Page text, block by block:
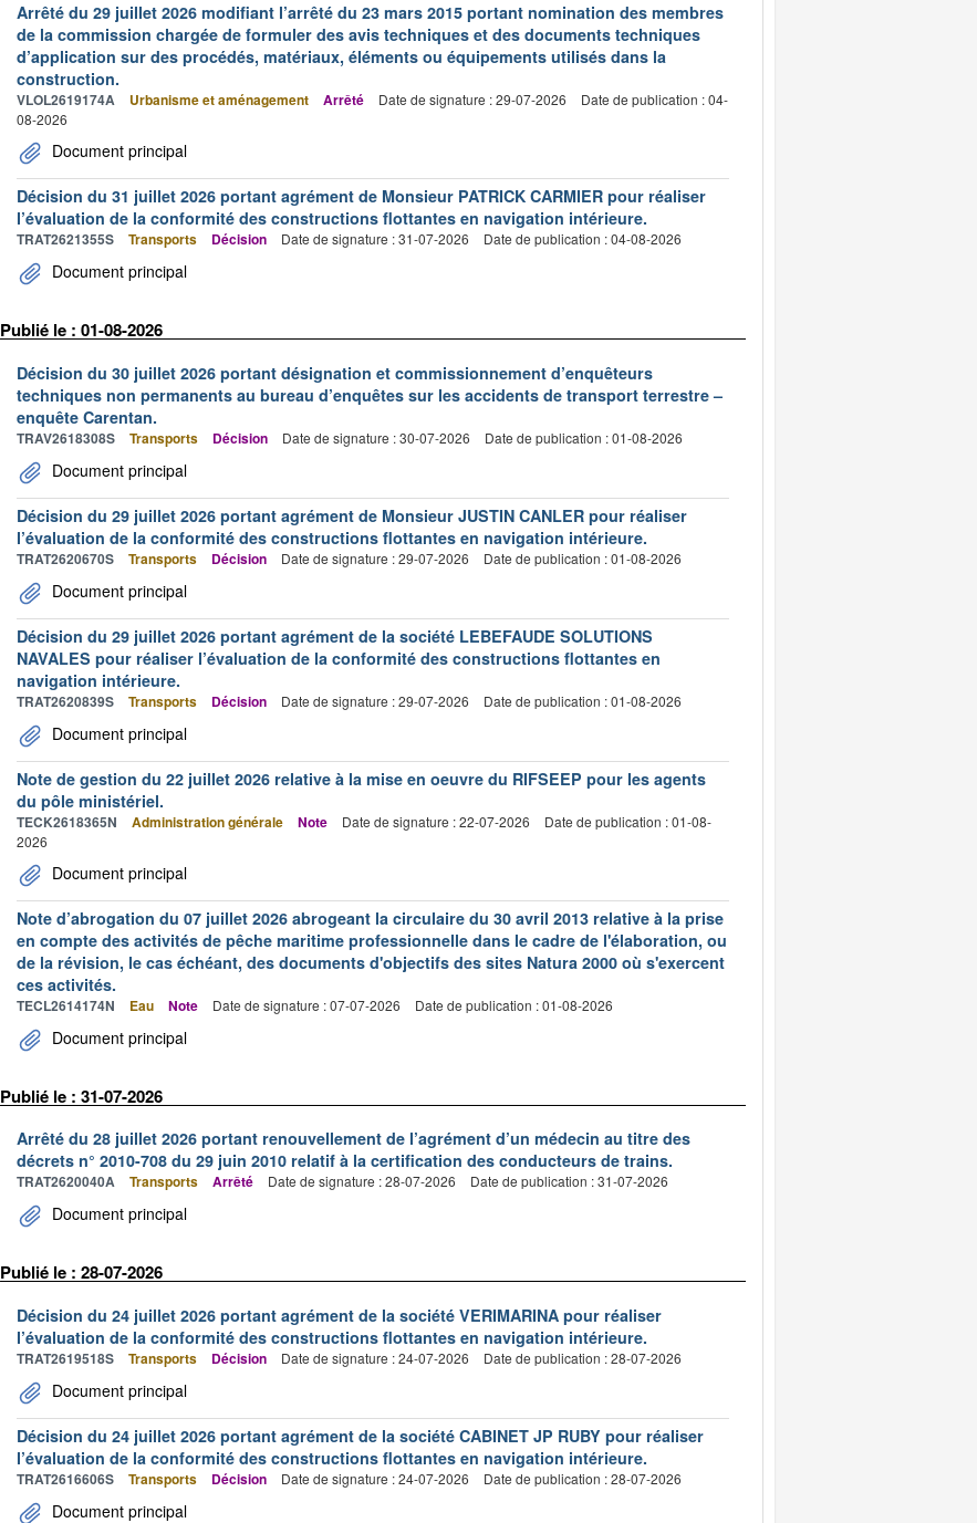
Arrêté du 29 juillet 2026 modifiant l’arrêté du 23 mars 2015 portant nomination des membres
de la commission chargée de formuler des avis techniques et des documents techniques
d’application sur des procédés, matériaux, éléments ou équipements utilisés dans la
construction.
VLOL2619174A Urbanisme et aménagement Arrêté Date de signature : 29-07-2026
Date de publication : 04-
08-2026
Document principal
Décision du 31 juillet 2026 portant agrément de Monsieur PATRICK CARMIER pour réaliser
l’évaluation de la conformité des constructions flottantes en navigation intérieure.
TRAT2621355S Transports Décision Date de signature : 31-07-2026 Date de publication : 04-08-2026
Document principal
Publié le : 01-08-2026
Décision du 30 juillet 2026 portant désignation et commissionnement d’enquêteurs
techniques non permanents au bureau d’enquêtes sur les accidents de transport terrestre –
enquête Carentan.
TRAV2618308S Transports Décision Date de signature : 30-07-2026 Date de publication : 01-08-2026
Document principal
Décision du 29 juillet 2026 portant agrément de Monsieur JUSTIN CANLER pour réaliser
l’évaluation de la conformité des constructions flottantes en navigation intérieure.
TRAT2620670S Transports Décision Date de signature : 29-07-2026 Date de publication : 01-08-2026
Document principal
Décision du 29 juillet 2026 portant agrément de la société LEBEFAUDE SOLUTIONS
NAVALES pour réaliser l’évaluation de la conformité des constructions flottantes en
navigation intérieure.
TRAT2620839S Transports Décision Date de signature : 29-07-2026 Date de publication : 01-08-2026
Document principal
Note de gestion du 22 juillet 2026 relative à la mise en oeuvre du RIFSEEP pour les agents
du pôle ministériel.
TECK2618365N Administration générale Note Date de signature : 22-07-2026
Date de publication : 01-08-
2026
Document principal
Note d’abrogation du 07 juillet 2026 abrogeant la circulaire du 30 avril 2013 relative à la prise
en compte des activités de pêche maritime professionnelle dans le cadre de l'élaboration, ou
de la révision, le cas échéant, des documents d'objectifs des sites Natura 2000 où s'exercent
ces activités.
TECL2614174N Eau Note Date de signature : 07-07-2026 Date de publication : 01-08-2026
Document principal
Publié le : 31-07-2026
Arrêté du 28 juillet 2026 portant renouvellement de l’agrément d’un médecin au titre des
décrets n° 2010-708 du 29 juin 2010 relatif à la certification des conducteurs de trains.
TRAT2620040A Transports Arrêté Date de signature : 28-07-2026 Date de publication : 31-07-2026
Document principal
Publié le : 28-07-2026
Décision du 24 juillet 2026 portant agrément de la société VERIMARINA pour réaliser
l’évaluation de la conformité des constructions flottantes en navigation intérieure.
TRAT2619518S Transports Décision Date de signature : 24-07-2026 Date de publication : 28-07-2026
Document principal
Décision du 24 juillet 2026 portant agrément de la société CABINET JP RUBY pour réaliser
l’évaluation de la conformité des constructions flottantes en navigation intérieure.
TRAT2616606S Transports Décision Date de signature : 24-07-2026 Date de publication : 28-07-2026
Document principal